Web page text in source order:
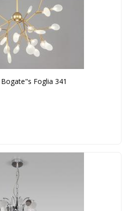
Foglia 341